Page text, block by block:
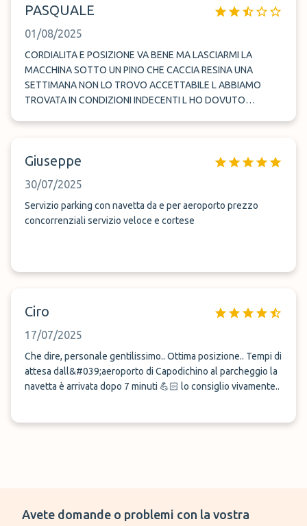
Ovviamente il parcheggio è scoperto pertanto al ritiro la
abbastanza bene.
PASQUALE
01/08/2025
CORDIALITA E POSIZIONE VA BENE MA LASCIARMI LA
MACCHINA SOTTO UN PINO CHE CACCIA RESINA UNA
SETTIMANA NON LO TROVO ACCETTABILE L ABBIAMO
TROVATA IN CONDIZIONI INDECENTI L HO DOVUTO
Giuseppe
30/07/2025
Servizio parking con navetta da e per aeroporto prezzo
concorrenziali servizio veloce e cortese
Ciro
17/07/2025
Che dire, personale gentilissimo.. Ottima posizione.. Tempi di
attesa dall&#039;aeroporto di Capodichino al parcheggio la
navetta è arrivata dopo 7 minuti 💪🏻 lo consiglio vivamente..
Avete domande o problemi con la vostra